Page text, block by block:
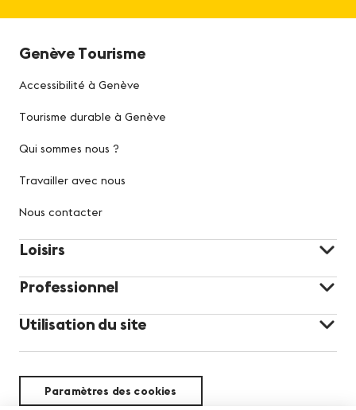
Genève Tourisme
Accessibilité à Genève
Tourisme durable à Genève
Qui sommes nous ?
Travailler avec nous
Nous contacter
Loisirs
Professionnel
Utilisation du site
Paramètres des cookies